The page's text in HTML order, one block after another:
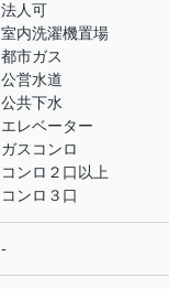
法人可
室内洗濯機置場
都市ガス
公営水道
公共下水
エレベーター
ガスコンロ
コンロ２口以上
コンロ３口
-